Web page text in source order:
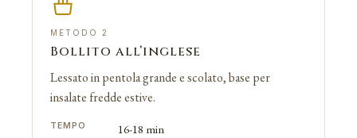
METODO 2
Bollito all’inglese
Lessato in pentola grande e scolato, base per
insalate fredde estive.
TEMPO 16-18 min